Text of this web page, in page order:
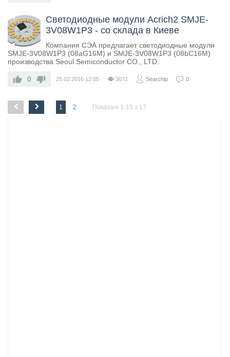
Светодиодные модули Acrich2 SMJE-
3V08W1P3 - со склада в Киеве
Компания СЭА предлагает светодиодные модули
SMJE-3V08W1P3 (08aG16M) и SMJE-3V08W1P3 (08bC16M)
производства Seoul Semiconductor CO., LTD.
0 25.02.2016 12:05 3072 Searchip 0
1 2 Показані 1-15 з 17